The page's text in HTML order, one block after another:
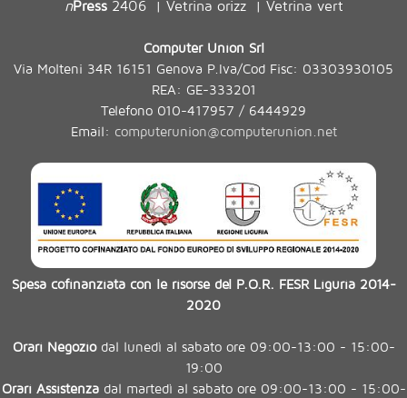
nPress2406| Vetrina orizz| Vetrina vert
Computer Union Srl
Via Molteni 34R 16151 Genova P.Iva/Cod Fisc: 03303930105
REA: GE-333201
Telefono 010-417957 / 6444929
Email: computerunion@computerunion.net
Spesa cofinanziata con le risorse del P.O.R. FESR Liguria 2014-
2020
Orari Negoziodal lunedì al sabato ore 09:00-13:00 - 15:00-
19:00
Orari Assistenzadal martedì al sabato ore 09:00-13:00 - 15:00-